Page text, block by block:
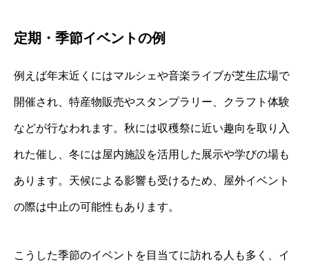
定期・季節イベントの例
例えば年末近くにはマルシェや音楽ライブが芝生広場で
開催され、特産物販売やスタンプラリー、クラフト体験
などが行なわれます。秋には収穫祭に近い趣向を取り入
れた催し、冬には屋内施設を活用した展示や学びの場も
あります。天候による影響も受けるため、屋外イベント
の際は中止の可能性もあります。
こうした季節のイベントを目当てに訪れる人も多く、イ